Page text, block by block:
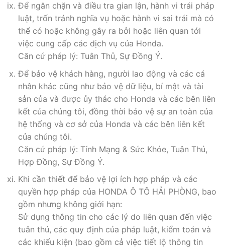
Để ngăn chặn và điều tra gian lận, hành vi trái pháp
luật, trốn tránh nghĩa vụ hoặc hành vi sai trái mà có
thể có hoặc không gây ra bởi hoặc liên quan tới
việc cung cấp các dịch vụ của Honda.
Căn cứ pháp lý: Tuân Thủ, Sự Đồng Ý.
Để bảo vệ khách hàng, người lao động và các cá
nhân khác cũng như bảo vệ dữ liệu, bí mật và tài
sản của và được ủy thác cho Honda và các bên liên
kết của chúng tôi, đồng thời bảo vệ sự an toàn của
hệ thống và cơ sở của Honda và các bên liên kết
của chúng tôi.
Căn cứ pháp lý: Tính Mạng & Sức Khỏe, Tuân Thủ,
Hợp Đồng, Sự Đồng Ý.
Khi cần thiết để bảo vệ lợi ích hợp pháp và các
quyền hợp pháp của HONDA Ô TÔ HẢI PHÒNG, bao
gồm nhưng không giới hạn:
Sử dụng thông tin cho các lý do liên quan đến việc
tuân thủ, các quy định của pháp luật, kiểm toán và
các khiếu kiện (bao gồm cả việc tiết lộ thông tin